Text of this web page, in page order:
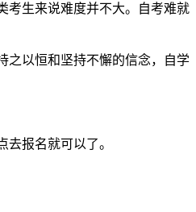
考生来说难度并不大。自考难就
之以恒和坚持不懈的信念，自学
报名就可以了。